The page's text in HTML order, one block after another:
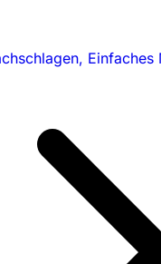
Einfaches